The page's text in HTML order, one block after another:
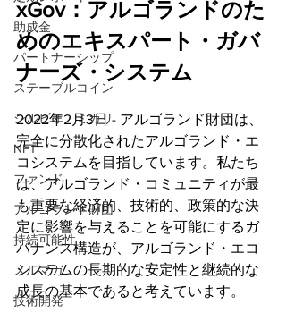
助成金
パートナーシップ
ステーブルコイン
シルビオ・ミカリ
NFT
ファンド
アルゴランド財団
持続可能性
メルマガ
技術開発
xGov：アルゴランドのた
めのエキスパート・ガバ
ナーズ・システム
2022年2月3日 - アルゴランド財団は、
完全に分散化されたアルゴランド・エ
コシステムを目指しています。私たち
は、アルゴランド・コミュニティが最
も重要な経済的、技術的、政策的な決
定に影響を与えることを可能にするガ
バナンス構造が、アルゴランド・エコ
システムの長期的な安定性と継続的な
成長の基本であると考えています。